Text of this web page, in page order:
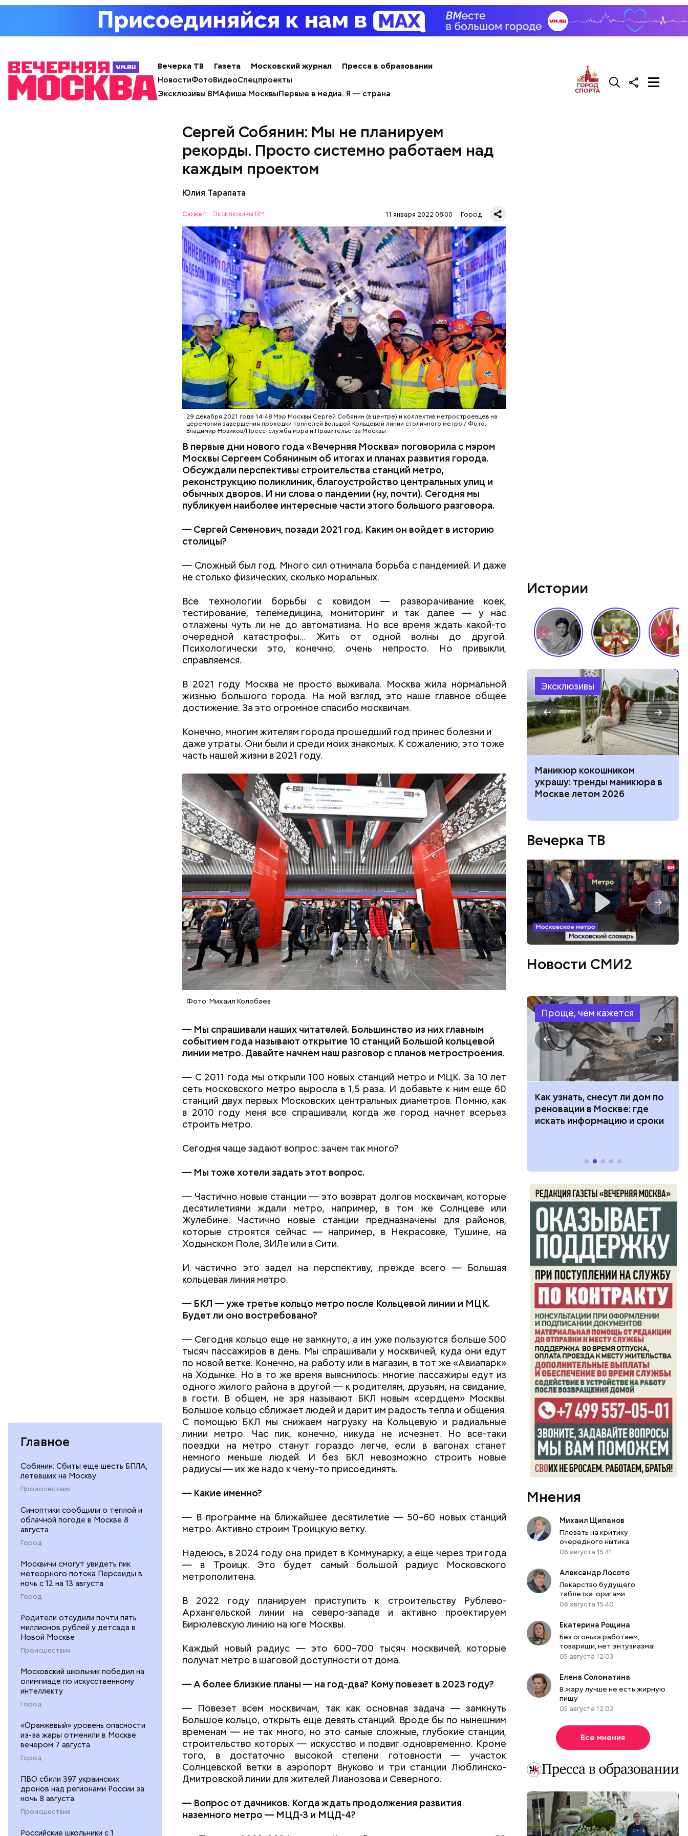
Вечерка ТВ Газета Московский журнал
Пресса в образовании
НовостиФотоВидеоСпецпроекты
Эксклюзивы ВМАфиша МосквыПервые в медиа. Я — страна
Главное
Собянин: Сбиты еще шесть БПЛА,
летевших на Москву
Происшествия
Синоптики сообщили о теплой и
облачной погоде в Москве 8
августа
Город
Москвичи смогут увидеть пик
метеорного потока Персеиды в
ночь с 12 на 13 августа
Город
Родители отсудили почти пять
миллионов рублей у детсада в
Новой Москве
Происшествия
Московский школьник победил на
олимпиаде по искусственному
интеллекту
Город
«Оранжевый» уровень опасности
из-за жары отменили в Москве
вечером 7 августа
Город
ПВО сбили 397 украинских
дронов над регионами России за
ночь 8 августа
Происшествия
Российские школьники с 1
Сергей Собянин: Мы не планируем
рекорды. Просто системно работаем над
каждым проектом
Юлия Тарапата
Сюжет: Эксклюзивы ВМ 11 января 2022 08:00 Город
29 декабря 2021 года 14:48 Мэр Москвы Сергей Собянин (в центре) и коллектив метростроевцев на
церемонии завершения проходки тоннелей Большой Кольцевой линии столичного метро / Фото:
Владимир Новиков/Пресс-служба мэра и Правительства Москвы
В первые дни нового года «Вечерняя Москва» поговорила с мэром
Москвы Сергеем Собяниным об итогах и планах развития города.
Обсуждали перспективы строительства станций метро,
реконструкцию поликлиник, благоустройство центральных улиц и
обычных дворов. И ни слова о пандемии (ну, почти). Сегодня мы
публикуем наиболее интересные части этого большого разговора.
— Сергей Семенович, позади 2021 год. Каким он войдет в историю
столицы?
— Сложный был год. Много сил отнимала борьба с пандемией. И даже
не столько физических, сколько моральных.
Все технологии борьбы с ковидом — разворачивание коек,
тестирование, телемедицина, мониторинг и так далее — у нас
отлажены чуть ли не до автоматизма. Но все время ждать какой-то
очередной катастрофы… Жить от одной волны до другой.
Психологически это, конечно, очень непросто. Но привыкли,
справляемся.
В 2021 году Москва не просто выживала. Москва жила нормальной
жизнью большого города. На мой взгляд, это наше главное общее
достижение. За это огромное спасибо моск­вичам.
Конечно, многим жителям города прошедший год принес болезни и
даже утраты. Они были и среди моих знакомых. К сожалению, это тоже
часть нашей жизни в 2021 году.
Фото: Михаил Колобаев
— Мы спрашивали наших читателей. Большинство из них главным
событием года называют открытие 10 станций Большой кольцевой
линии метро. Давайте начнем наш разговор с планов метростроения.
— С 2011 года мы открыли 100 новых станций метро и МЦК. За 10 лет
сеть московского метро выросла в 1,5 раза. И добавьте к ним еще 60
станций двух первых Московских центральных диаметров. Помню, как
в 2010 году меня все спрашивали, когда же город начнет всерьез
строить метро.
Сегодня чаще задают вопрос: зачем так много?
— Мы тоже хотели задать этот вопрос.
— Частично новые станции — это возврат долгов москвичам, которые
десятилетиями ждали метро, например, в том же Солнцеве или
Жулебине. Частично новые станции предназначены для районов,
которые строятся сейчас — например, в Некрасовке, Тушине, на
Ходынском Поле, ЗИЛе или в Сити.
И частично это задел на перспективу, прежде всего — Большая
кольцевая линия метро.
— БКЛ — уже третье кольцо метро после Кольцевой линии и МЦК.
Будет ли оно востребовано?
— Сегодня кольцо еще не замкнуто, а им уже пользуются больше 500
тысяч пассажиров в день. Мы спрашивали у москвичей, куда они едут
по новой ветке. Конечно, на работу или в магазин, в тот же «Авиапарк»
на Ходынке. Но в то же время выяснилось: многие пассажиры едут из
одного жилого района в другой — к родителям, друзьям, на свидание,
в гости. В общем, не зря называют БКЛ новым «сердцем» Москвы.
Большое кольцо сближает людей и дарит им радость тепла и общения.
С помощью БКЛ мы снижаем нагрузку на Кольцевую и радиальные
линии метро. Час пик, конечно, никуда не исчезнет. Но все-таки
поездки на метро станут гораздо легче, если в вагонах станет
немного меньше людей. И без БКЛ невозможно строить новые
радиусы — их же надо к чему-то присоединять.
— Какие именно?
— В программе на ближайшее десятилетие — 50–60 новых станций
метро. Активно строим Троицкую ветку.
Надеюсь, в 2024 году она придет в Коммунарку, а еще через три года
— в Троицк. Это будет самый большой радиус Московского
метрополитена.
В 2022 году планируем приступить к строительству Рублево-
Архангельской линии на северо-западе и активно проектируем
Бирюлевскую линию на юге Москвы.
Каждый новый радиус — это 600–700 тысяч москвичей, которые
получат метро в шаговой доступности от дома.
— А более близкие планы — на год-два? Кому повезет в 2023 году?
— Повезет всем москвичам, так как основная задача — замкнуть
Большое кольцо, открыть еще девять станций. Вроде бы по нынешним
временам — не так много, но это самые сложные, глубокие станции,
строительство которых — искусство и подвиг одновременно. Кроме
того, в достаточно высокой степени готовности — участок
Солнцевской ветки в аэропорт Внуково и три станции Люблинско-
Дмитровской линии для жителей Лианозова и Северного.
— Вопрос от дачников. Когда ждать продолжения развития
наземного метро — МЦД-3 и МЦД-4?
Истории
Эксклюзивы
гадюки: как отличить ее от
ужа и когда она атакует
топ лучших и эффективных
упражнений для разминки
Маникюр кокошником
украшу: тренды маникюра в
Москве летом 2026
Вечерка ТВ
Новости СМИ2
Проще, чем кажется
Как поменять батареи дома и
не получить штраф
Как получить до 100 тысяч
рублей от государства при
трудной ситуации: кто может
документы
Как узнать, снесут ли дом по
реновации в Москве: где
искать информацию и сроки
Мнения
Михаил Щипанов
Плевать на критику
очередного нытика
06 августа 15:41
Александр Лосото
Лекарство будущего:
таблетка-оригами
06 августа 15:40
Екатерина Рощина
Без огонька работаем,
товарищи, нет энтузиазма!
05 августа 12:03
Елена Соломатина
В жару лучше не есть жирную
пищу
05 августа 12:02
Все мнения